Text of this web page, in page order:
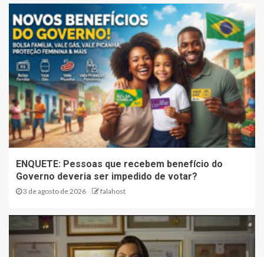
ENQUETE: Pessoas que recebem benefício do
Governo deveria ser impedido de votar?
3 de agosto de 2026 falahost